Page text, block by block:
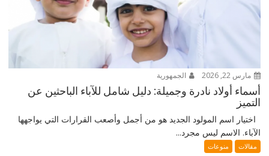
مارس 22, 2026 الجمهورية
أسماء أولاد نادرة وجميلة: دليل شامل للآباء الباحثين عن
التميز
اختيار اسم المولود الجديد هو من أجمل وأصعب القرارات التي يواجهها
الآباء. الاسم ليس مجرد...
مقالات منوعات